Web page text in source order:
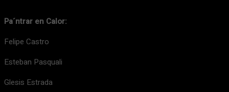
Pa´ntrar en Calor:
Felipe Castro
Esteban Pasquali
Glesis Estrada